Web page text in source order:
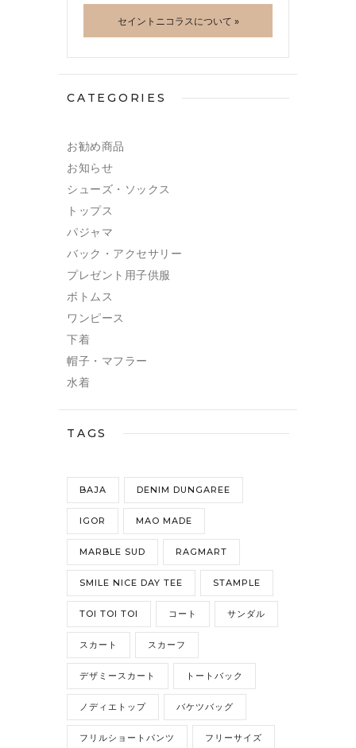
セイントニコラスについて »
CATEGORIES
お勧め商品
お知らせ
シューズ・ソックス
トップス
パジャマ
バック・アクセサリー
プレゼント用子供服
ボトムス
ワンピース
下着
帽子・マフラー
水着
TAGS
BAJA DENIM DUNGAREE
IGOR MAO MADE
MARBLE SUD RAGMART
SMILE NICE DAY TEE STAMPLE
TOI TOI TOI コート サンダル
スカート スカーフ
デザミースカート トートバック
ノディエトップ バケツバッグ
フリルショートパンツ フリーサイズ